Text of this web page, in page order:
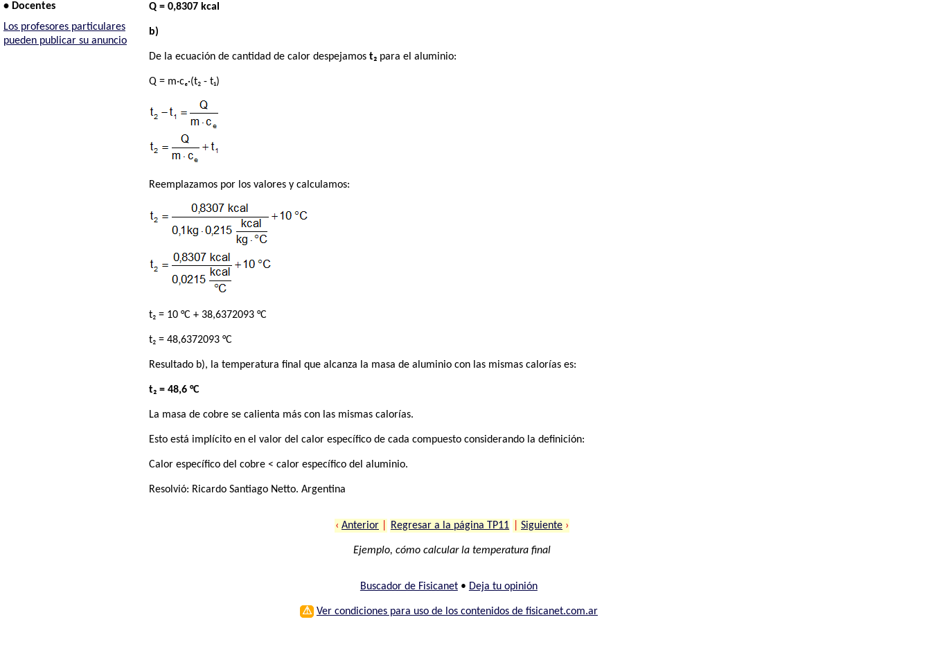
• Docentes
Los profesores particulares
pueden publicar su anuncio
Q = 0,8307 kcal
b)
De la ecuación de cantidad de calor despejamost₂ para el aluminio:
Q = m·cₑ·(t₂ - t₁)
Reemplazamos por los valores y calculamos:
t₂ = 10 °C + 38,6372093 °C
t₂ = 48,6372093 °C
Resultado b), la temperatura final que alcanza la masa de aluminio con las mismas calorías es:
t₂ = 48,6 °C
La masa de cobre se calienta más con las mismas calorías.
Esto está implícito en el valor del calor específico de cada compuesto considerando la definición:
Calor específico del cobre < calor específico del aluminio.
Resolvió: Ricardo Santiago Netto. Argentina
‹ Anterior Regresar a la página TP11 Siguiente ›
Ejemplo, cómo calcular la temperatura final
Buscador de Fisicanet• Deja tu opinión
⚠ Ver condiciones para uso de los contenidos de fisicanet.com.ar